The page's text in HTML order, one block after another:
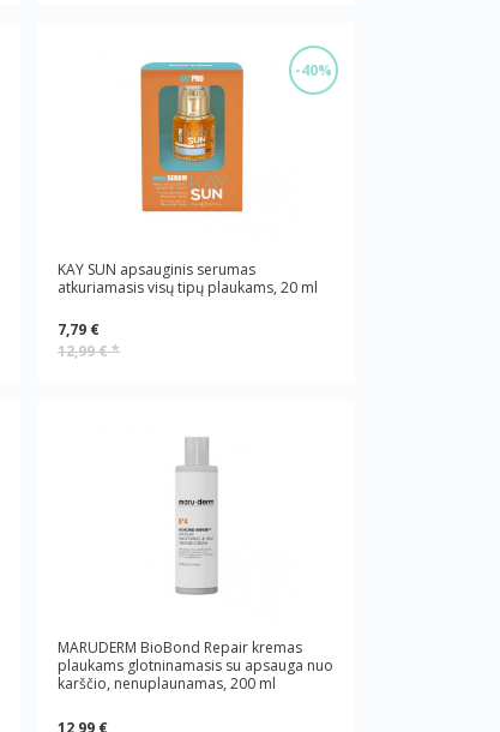
-40%
KAY SUN apsauginis serumas
atkuriamasis visų tipų plaukams, 20 ml
7,79 €
12,99 €*
MARUDERM BioBond Repair kremas
plaukams glotninamasis su apsauga nuo
karščio, nenuplaunamas, 200 ml
12,99 €